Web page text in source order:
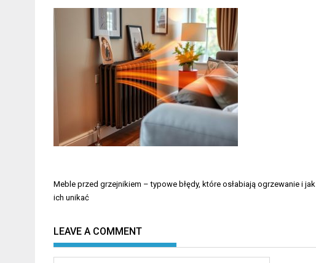
Nawigacja
wpisu
Meble przed grzejnikiem – typowe błędy, które osłabiają ogrzewanie i jak
ich unikać
LEAVE A COMMENT